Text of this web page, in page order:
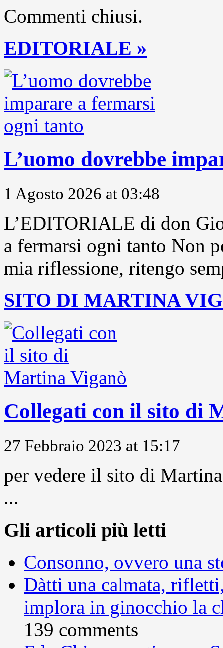
Commenti chiusi.
EDITORIALE »
L’uomo dovrebbe
1 Agosto 2026 at 03:48
L’EDITORIALE di don
a fermarsi ogni tanto Non
mia riflessione, ritengo
SITO DI MARTINA
Collegati con il sito di
27 Febbraio 2023 at 15:17
per vedere il sito di
...
Gli articoli più letti
Consonno, ovvero una
Dàtti una calmata,
implora in ginocchio la
139 comments